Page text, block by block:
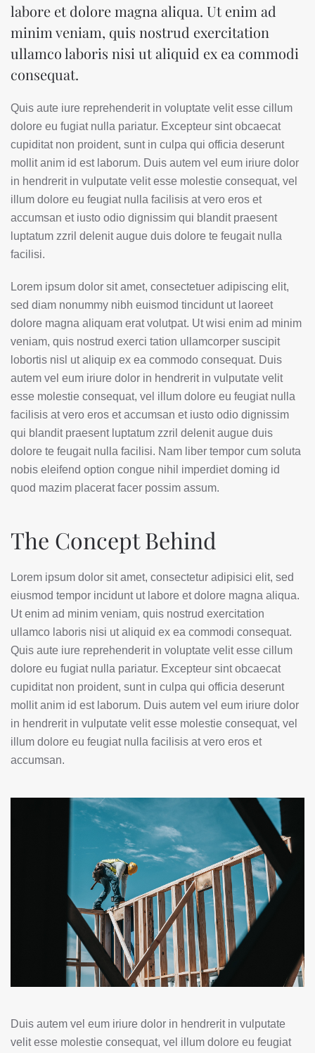
labore et dolore magna aliqua. Ut enim ad
minim veniam, quis nostrud exercitation
ullamco laboris nisi ut aliquid ex ea commodi
consequat.
Quis aute iure reprehenderit in voluptate velit esse cillum
dolore eu fugiat nulla pariatur. Excepteur sint obcaecat
cupiditat non proident, sunt in culpa qui officia deserunt
mollit anim id est laborum. Duis autem vel eum iriure dolor
in hendrerit in vulputate velit esse molestie consequat, vel
illum dolore eu feugiat nulla facilisis at vero eros et
accumsan et iusto odio dignissim qui blandit praesent
luptatum zzril delenit augue duis dolore te feugait nulla
facilisi.
Lorem ipsum dolor sit amet, consectetuer adipiscing elit,
sed diam nonummy nibh euismod tincidunt ut laoreet
dolore magna aliquam erat volutpat. Ut wisi enim ad minim
veniam, quis nostrud exerci tation ullamcorper suscipit
lobortis nisl ut aliquip ex ea commodo consequat. Duis
autem vel eum iriure dolor in hendrerit in vulputate velit
esse molestie consequat, vel illum dolore eu feugiat nulla
facilisis at vero eros et accumsan et iusto odio dignissim
qui blandit praesent luptatum zzril delenit augue duis
dolore te feugait nulla facilisi. Nam liber tempor cum soluta
nobis eleifend option congue nihil imperdiet doming id
quod mazim placerat facer possim assum.
The Concept Behind
Lorem ipsum dolor sit amet, consectetur adipisici elit, sed
eiusmod tempor incidunt ut labore et dolore magna aliqua.
Ut enim ad minim veniam, quis nostrud exercitation
ullamco laboris nisi ut aliquid ex ea commodi consequat.
Quis aute iure reprehenderit in voluptate velit esse cillum
dolore eu fugiat nulla pariatur. Excepteur sint obcaecat
cupiditat non proident, sunt in culpa qui officia deserunt
mollit anim id est laborum. Duis autem vel eum iriure dolor
in hendrerit in vulputate velit esse molestie consequat, vel
illum dolore eu feugiat nulla facilisis at vero eros et
accumsan.
Duis autem vel eum iriure dolor in hendrerit in vulputate
velit esse molestie consequat, vel illum dolore eu feugiat